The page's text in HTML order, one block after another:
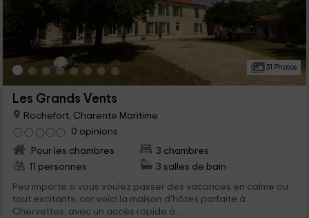
31 Photos
Les Grands Vents
Rochefort, Charente Maritime
0 opinions
Pour les chambres
3 chambres
11 personnes
3 salles de bain
Peu importe si vous voulez passer des vacances en calme ou
tout excitants, car voici la maison d’hôtes parfaite à
Chervettes, avec un accès rapide à...